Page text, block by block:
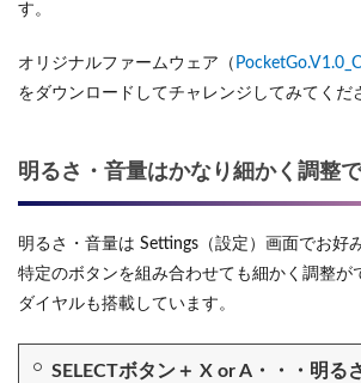
す。
オリジナルファームウェア（
をダウンロードしてチャレンジしてみてくだ
明るさ・音量はかなり細かく調整
明るさ・音量は Settings（設定）画面でお好
特定のボタンを組み合わせても細かく調整が
ダイヤルも搭載しています。
SELECTボタン＋ X or A・・・明る